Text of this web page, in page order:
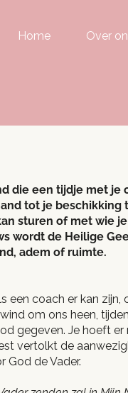
Home Over
die een tijdje met je
tot je beschikking
sturen of met wie
wordt de Heilige
adem of ruimte.
een coach er kan zijn,
om ons heen,
gegeven. Je hoeft er
vertolkt de
God de Vader.